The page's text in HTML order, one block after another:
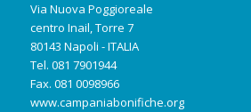
Via Nuova Poggioreale
centro Inail, Torre 7
80143 Napoli - ITALIA
Tel. 081 7901944
Fax. 081 0098966
www.campaniabonifiche.org